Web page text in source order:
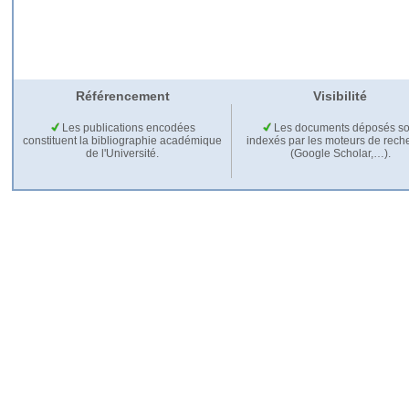
Référencement Visibilité
Les publications encodées
constituent la bibliographie académique
de l'Université.
Les documents déposés
indexés par les moteurs de
(Google Scholar,…).